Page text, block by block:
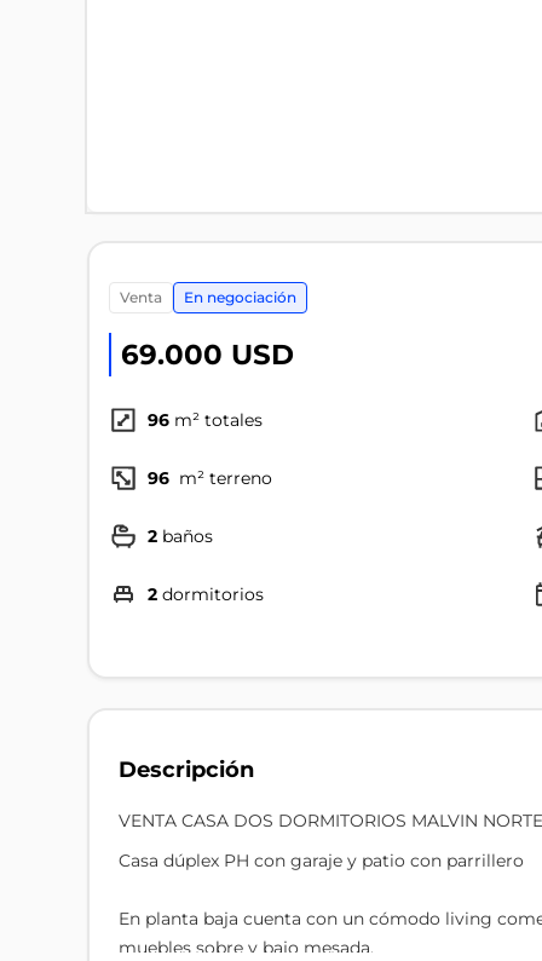
venta En negociación
69.000 USD
96 m² totales
96 m² terreno
2 baños
2 dormitorios
Descripción
VENTA CASA DOS DORMITORIOS MALVIN
Casa dúplex PH con garaje y patio con parrillero
En planta baja cuenta con un cómodo living
muebles sobre y bajo mesada.